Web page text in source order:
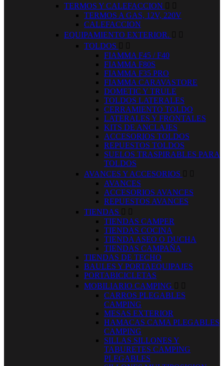
TERMOS Y CALEFACCION  
TERMOS A GAS, 12V, 220V
CALEFACCION
EQUIPAMIENTO EXTERIOR.  
TOLDOS  
FIAMMA F45 / F40
FIAMMA F80S
FIAMMA F35 PRO
FIAMMA CARAVASTORE
DOMETIC Y TRULE
TOLDOS LATERALES
CERRAMIENTO TOLDO
LATERALES Y FRONTALES
KITS DE ANCLAJES
ACCESORIOS TOLDOS
REPUESTOS TOLDOS
SUELOS TRASPIRABLES PARA
TOLDOS
AVANCES Y ACCESORIOS  
AVANCES
ACCESORIOS AVANCES
REPUESTOS AVANCES
TIENDAS  
TIENDAS CAMPER
TIENDAS COCINA
TIENDA ASEO O DUCHA
TIENDAS CAMPAÑA
TIENDAS DE TECHO
BAULES Y PORTAEQUIPAJES
PORTABICICLETAS
MOBILIARIO CAMPING  
CARROS PLEGABLES
CAMPING
MESAS EXTERIOR
HAMACAS CAMA PLEGABLES
CAMPING
SILLAS SILLONES Y
TABURETES CAMPING
PLEGABLES